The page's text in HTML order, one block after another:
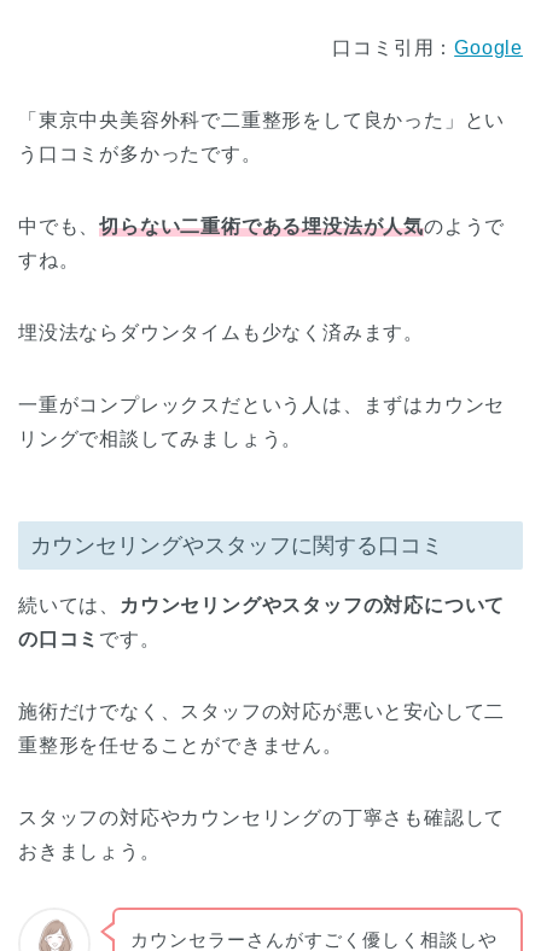
口コミ引用：Google
「東京中央美容外科で二重整形をして良かった」とい
う口コミが多かったです。
中でも、切らない二重術である埋没法が人気のようで
すね。
埋没法ならダウンタイムも少なく済みます。
一重がコンプレックスだという人は、まずはカウンセ
リングで相談してみましょう。
カウンセリングやスタッフに関する口コミ
続いては、
カウンセリングやスタッフの対応について
の口コミ です。
施術だけでなく、スタッフの対応が悪いと安心して二
重整形を任せることができません。
スタッフの対応やカウンセリングの丁寧さも確認して
おきましょう。
カウンセラーさんがすごく優しく相談しや